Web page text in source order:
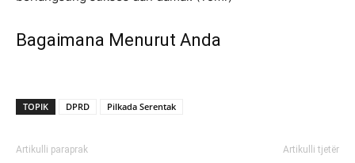
Bagaimana Menurut Anda
TOPIK DPRD Pilkada Serentak
Artikulli paraprak Artikulli tjetër